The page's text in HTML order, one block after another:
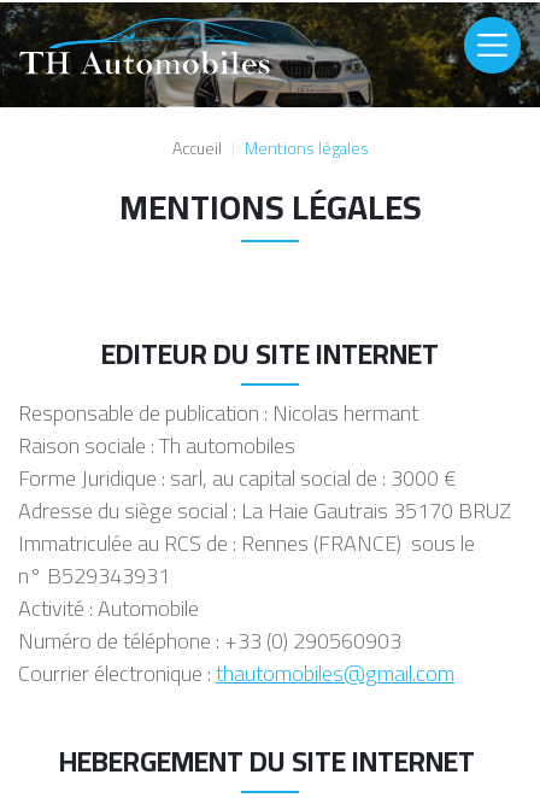
Aller au contenu principal
Image
Accueil Mentions légales
MENTIONS LÉGALES
EDITEUR DU SITE INTERNET
Responsable de publication : Nicolas hermant
Raison sociale : Th automobiles
Forme Juridique : sarl, au capital social de : 3000 €
Adresse du siège social : La Haie Gautrais 35170 BRUZ
Immatriculée au RCS de : Rennes (FRANCE) sous le
n° B529343931
Activité : Automobile
Numéro de téléphone : +33 (0) 290560903
Courrier électronique :thautomobiles@gmail.com
HEBERGEMENT DU SITE INTERNET